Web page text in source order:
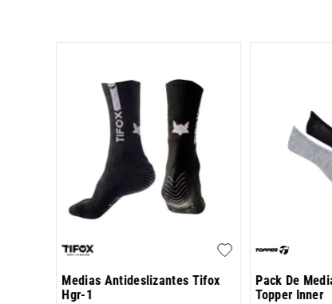
Medias Antideslizantes Tifox
Hgr-1
Pack De
Topper Inner